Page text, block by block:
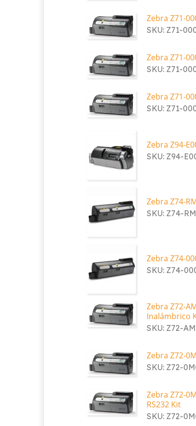
Zebra Z71-
SKU: Z71-
Zebra Z71-
SKU: Z71-
Zebra Z71-
SKU: Z71-
Zebra Z94-
SKU: Z94-
Zebra Z74-
SKU: Z74-
Zebra Z74-
SKU: Z74-
Zebra Z72-
Inalámbrico
SKU: Z72-
Zebra Z72-
SKU: Z72-
Zebra Z72-
RS232 Kit
SKU: Z72-